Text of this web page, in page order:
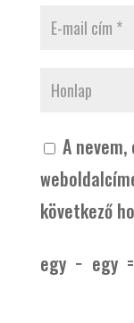
A
következő
egy − egy =